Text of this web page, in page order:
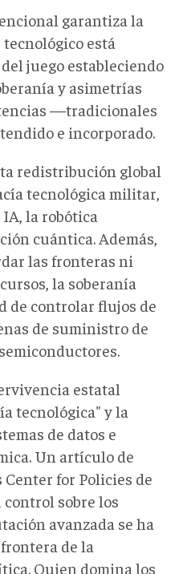
garantiza la
está
juego estableciendo
y asimetrías
—tradicionales
e incorporado.
redistribución global
tecnológica militar,
la robótica
cuántica. Además,
las fronteras ni
la soberanía
de controlar flujos de
de suministro de
estatal
tecnológica" y la
de datos e
Un artículo de
Center for Policies de
control sobre los
avanzada se ha
de la
Quien domina los